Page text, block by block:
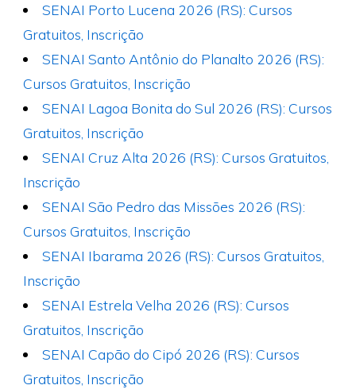
SENAI Porto Lucena 2026 (RS): Cursos
Gratuitos, Inscrição
SENAI Santo Antônio do Planalto 2026 (RS):
Cursos Gratuitos, Inscrição
SENAI Lagoa Bonita do Sul 2026 (RS): Cursos
Gratuitos, Inscrição
SENAI Cruz Alta 2026 (RS): Cursos Gratuitos,
Inscrição
SENAI São Pedro das Missões 2026 (RS):
Cursos Gratuitos, Inscrição
SENAI Ibarama 2026 (RS): Cursos Gratuitos,
Inscrição
SENAI Estrela Velha 2026 (RS): Cursos
Gratuitos, Inscrição
SENAI Capão do Cipó 2026 (RS): Cursos
Gratuitos, Inscrição